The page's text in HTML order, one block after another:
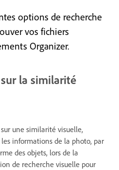
options de recherche
vos fichiers
Organizer.
la similarité
une similarité visuelle,
informations de la photo, par
des objets, lors de la
de recherche visuelle pour